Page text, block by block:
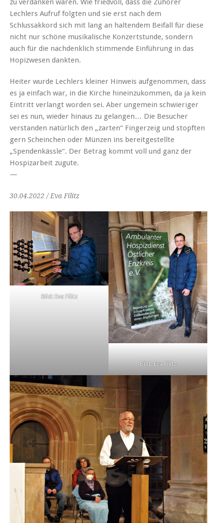
zu verdanken waren. Wie friedvoll, dass die Zuhörer
Lechlers Aufruf folgten und sie erst nach dem
Schlussakkord sich mit lang an haltendem Beifall für diese
nicht nur schöne musikalische Konzertstunde, sondern
auch für die nachdenklich stimmende Einführung in das
Hopizwesen dankten.
Heiter wurde Lechlers kleiner Hinweis aufgenommen, dass
es ja einfach war, in die Kirche hineinzukommen, da ja kein
Eintritt verlangt worden sei. Aber ungemein schwieriger
sei es nun, wieder hinaus zu gelangen… Die Besucher
verstanden natürlich den „zarten“ Fingerzeig und stopften
gern Scheinchen oder Münzen ins bereitgestellte
„Spendenkässle“. Der Betrag kommt voll und ganz der
Hospizarbeit zugute.
—
30.04.2022 / Eva Filitz
Bild: Eva Filitz
Bild: Eva Filitz